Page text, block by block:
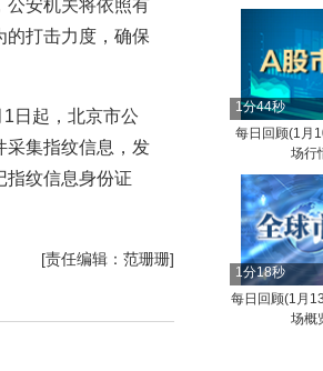
公安机关将依照有
的打击力度，确保
日起，北京市公
采集指纹信息，发
指纹信息身份证
[责任编辑：范珊珊]
1分44秒
每日回顾(1月
场行
1分18秒
每日回顾(1月
场概